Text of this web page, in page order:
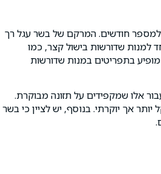
למספר חודשים. המרקם של בשר עגל רך
למנות שדורשות בישול קצר, כמו
בתפריטים במנות שדורשות
אלו שמקפידים על תזונה מבוקרת.
אך יוקרתי. בנוסף, יש לציין כי בשר